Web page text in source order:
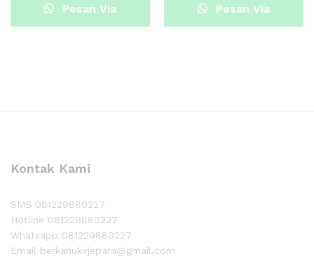
Pesan Via Pesan Via
Kontak Kami
SMS 081229880227
Hotline 081229880227
Whatsapp 081229880227
Email berkahukirjepara@gmail.com